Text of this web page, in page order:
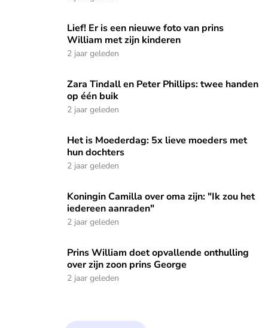
Lief! Er is een nieuwe foto van prins William met zijn
Lief! Er is een nieuwe foto van prins
William met zijn kinderen
2 jaar geleden
Zara Tindall en Peter Phillips: twee handen op één buik
Zara Tindall en Peter Phillips: twee handen
op één buik
2 jaar geleden
Het is Moederdag: 5x lieve moeders met hun dochters
Het is Moederdag: 5x lieve moeders met
hun dochters
2 jaar geleden
Koningin Camilla over oma zijn: "Ik zou het iedereen
Koningin Camilla over oma zijn: "Ik zou het
iedereen aanraden"
2 jaar geleden
Prins William doet opvallende onthulling over zijn zoon
Prins William doet opvallende onthulling
over zijn zoon prins George
2 jaar geleden